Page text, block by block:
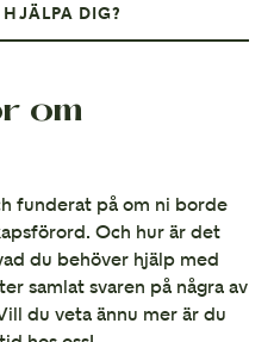
DIG?
om
funderat på om ni borde
Och hur är det
du behöver hjälp med
samlat svaren på några av
du veta ännu mer är du